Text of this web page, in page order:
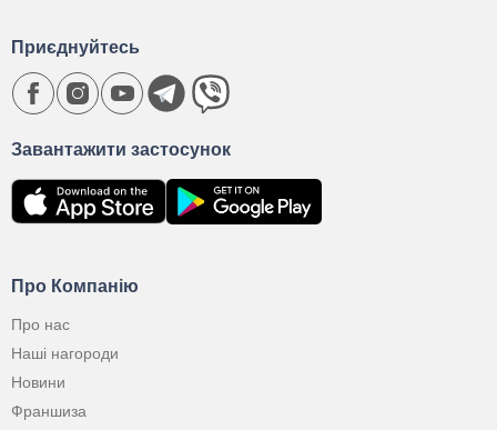
Про Компанію
Про нас
Наші нагороди
Новини
Франшиза
Завантажити застосунок
Приєднуйтесь